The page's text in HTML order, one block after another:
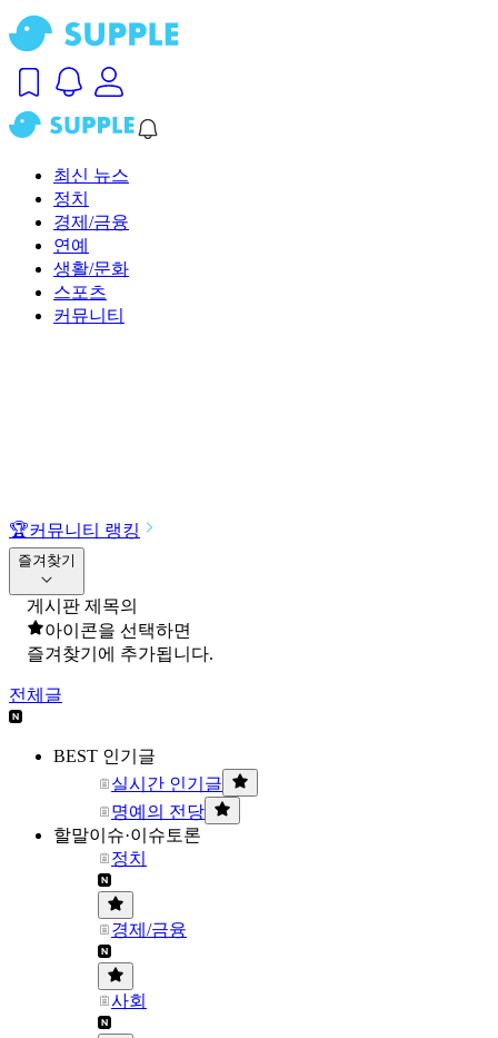
최신 뉴스
정치
경제/금융
연예
생활/문화
스포츠
커뮤니티
🏆커뮤니티 랭킹
즐겨찾기
게시판 제목의
아이콘을 선택하면
즐겨찾기에 추가됩니다.
전체글
BEST 인기글
실시간 인기글
명예의 전당
할말이슈·이슈토론
정치
경제/금융
사회